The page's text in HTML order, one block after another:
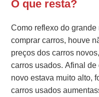
O que resta?
Como reflexo do
comprar carros, houve
preços dos carros
carros usados. Afinal
novo estava muito alto,
carros usados